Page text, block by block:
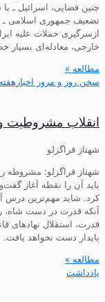
چنین فضایی، اسرائیل ـ
تضعیف جمهوری اسلامی
ازسرگیری حملات علیه
خارجی، معادله‌ای بسیار
مطالعه »
سخن روز و مرور اخبارهفته
انقلاب مشروطیت و
شهناز قراگزلو
شهناز قراگزلو: مشروطه
باید آن را نقطه آغاز
کرد. شاید مهم‌ترین درس
آنکه قدرت در دست شاه،
قدرت، استقلال نهادهای
پایدار دست نخواهد یافت.
مطالعه »
یادداشت